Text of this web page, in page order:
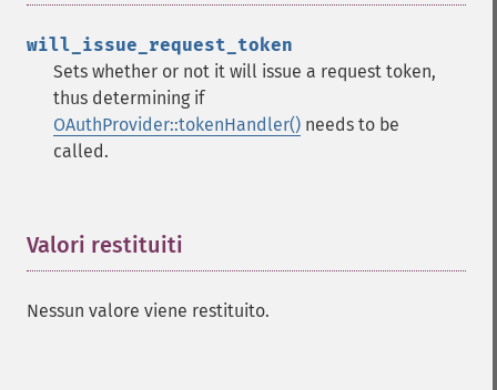
will_issue_request_token
Sets whether or not it will issue a request token,
thus determining if
OAuthProvider::tokenHandler() needs to be
called.
Valori restituiti
Nessun valore viene restituito.